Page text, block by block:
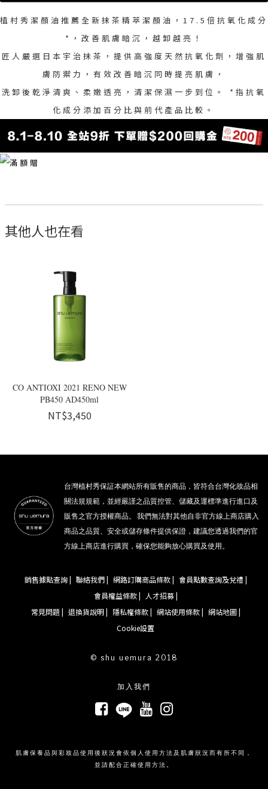
植村秀潔顏油推薦全新抹茶精萃潔顏油，17.5倍抗氧化成分
*，改善肌膚暗沉，越卸越亮！
匠人嚴選日本宇治抹茶，提供高強度天然抗氧化劑，增強肌
膚防禦力，有效改善暗沉同時提亮肌膚，
洗卸後乾淨清爽、柔嫩透亮，清潔保濕一步到位。 *指抗氧
化成分添加百分比與前代產品比較。
其他人也在看
CO ANTIOXI 2021 RENO NEW
PB450 AD450ml
NT$3,450
台灣植村秀保証本網站所有販售的商品，皆符合台灣化妝品相
關法規規範，並經嚴謹之品質控管、儲藏及運標準進行進口及
販售之官方授權商品。 我們無法對其他自非官方線上商店購入
商品之品質、安全或儲存條件提供保證，建議您透過我們的官
方線上商店進行購買，確保您能夠放心購買及使用。
銷售據點查詢 | 聯絡我們 | 網路訂購商品條款 | 會員點數查詢及兌禮 |
會員權益條款 |
人才招募 |
常見問題 | 退換貨說明 | 隱私權條款 | 網站使用條款 | 網站地圖 |
Cookie設置
© shu uemura 2018
加入我們
肌膚保養品與彩妝品使用後狀況會依個人使用方法及肌膚狀況而有所不同，
並請配合正確使用方法。